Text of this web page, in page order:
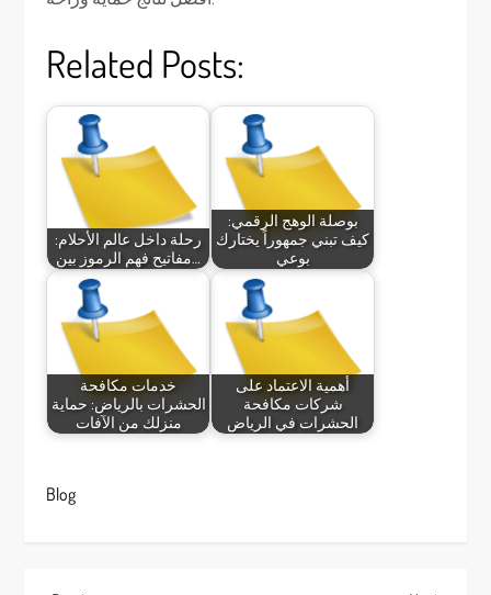
Related Posts:
رحلة داخل عالم الأحلام:
مفاتيح فهم الرموز بين…
بوصلة الوهج الرقمي:
كيف تبني جمهوراً يختارك
بوعي
خدمات مكافحة
الحشرات بالرياض: حماية
منزلك من الآفات
أهمية الاعتماد على
شركات مكافحة
الحشرات في الرياض
Blog